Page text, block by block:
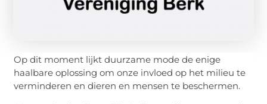
Op dit moment lijkt duurzame mode de enige
haalbare oplossing om onze invloed op het milieu te
verminderen en dieren en mensen te beschermen.